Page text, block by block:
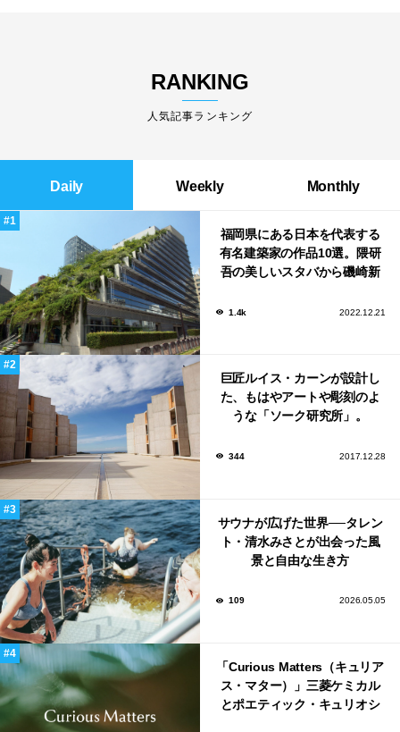
RANKING
人気記事ランキング
Daily Weekly Monthly
福岡県にある日本を代表する
有名建築家の作品10選。隈研
吾の美しいスタバから磯崎新
1.4k 2022.12.21
巨匠ルイス・カーンが設計し
た、もはやアートや彫刻のよ
うな「ソーク研究所」。
344 2017.12.28
サウナが広げた世界──タレン
ト・清水みさとが出会った風
景と自由な生き方
109 2026.05.05
「Curious Matters（キュリア
ス・マター）」三菱ケミカル
とポエティック・キュリオシ